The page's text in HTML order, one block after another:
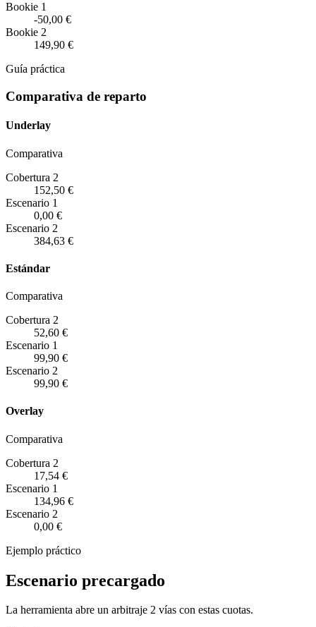
Bookie 1
-50,00 €
Bookie 2
149,90 €
Guía práctica
Comparativa de reparto
Underlay
Comparativa
Cobertura 2
152,50 €
Escenario 1
0,00 €
Escenario 2
384,63 €
Estándar
Comparativa
Cobertura 2
52,60 €
Escenario 1
99,90 €
Escenario 2
99,90 €
Overlay
Comparativa
Cobertura 2
17,54 €
Escenario 1
134,96 €
Escenario 2
0,00 €
Ejemplo práctico
Escenario precargado
La herramienta abre un arbitraje 2 vías con estas cuotas.